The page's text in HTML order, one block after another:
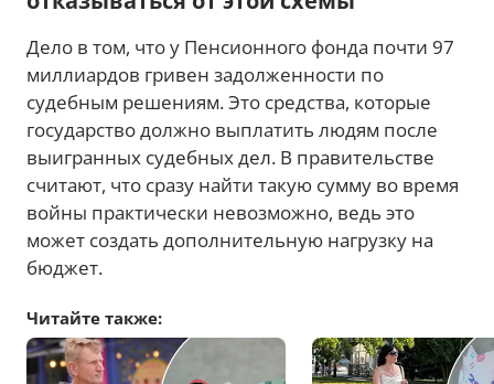
Дело в том, что у Пенсионного фонда почти 97
миллиардов гривен задолженности по
судебным решениям. Это средства, которые
государство должно выплатить людям после
выигранных судебных дел. В правительстве
считают, что сразу найти такую сумму во время
войны практически невозможно, ведь это
может создать дополнительную нагрузку на
бюджет.
Читайте также: